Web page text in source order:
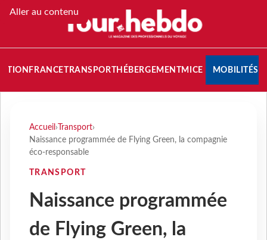
Aller au contenu
FRANCETRANSPORT HÉBERGEMENTMICE MOBILITÉS
Accueil › Transport›
Naissance programmée de Flying Green, la compagnie
éco-responsable
TRANSPORT
Naissance programmée
de Flying Green, la